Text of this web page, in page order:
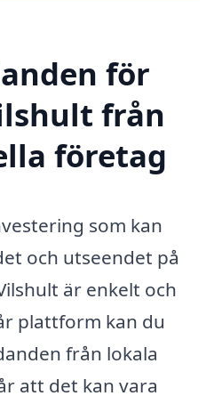
för
från
företag
som kan
och utseendet på
är enkelt och
plattform kan du
från lokala
att det kan vara